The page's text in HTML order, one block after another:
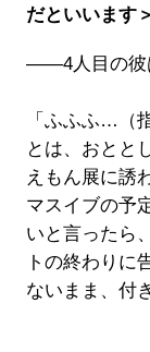
だといいます
――4人目の彼
「ふふふ…（
とは、おとと
えもん展に誘
マスイブの予
いと言ったら
トの終わりに
ないまま、付